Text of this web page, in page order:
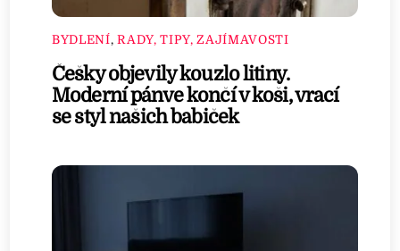
BYDLENÍ,RADY, TIPY, ZAJÍMAVOSTI
Češky objevily kouzlo litiny.
Moderní pánve končí v koši, vrací
se styl našich babiček